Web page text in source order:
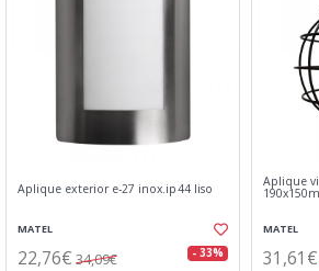
Aplique exterior e-27 inox.ip44 liso
MATEL
22,76€ 34,09€ - 33%
Aplique
MATEL
31,61€